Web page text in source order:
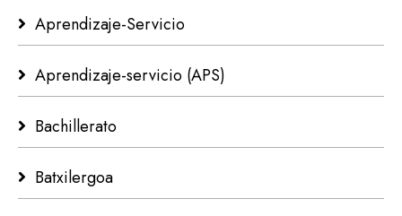
Aprendizaje-Servicio
Aprendizaje-servicio (APS)
Bachillerato
Batxilergoa